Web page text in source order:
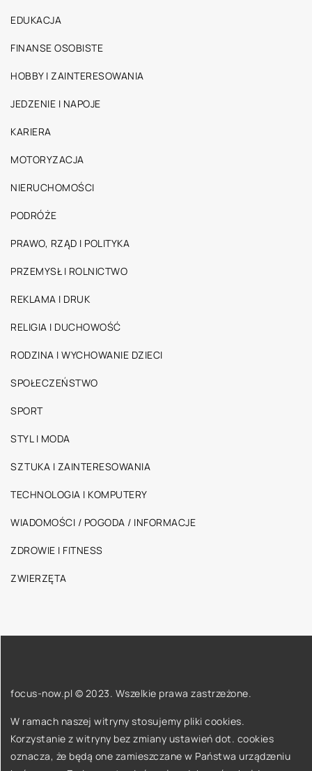
EDUKACJA
FINANSE OSOBISTE
HOBBY I ZAINTERESOWANIA
JEDZENIE I NAPOJE
KARIERA
MOTORYZACJA
NIERUCHOMOŚCI
PODRÓŻE
PRAWO, RZĄD I POLITYKA
PRZEMYSŁ I ROLNICTWO
REKLAMA I DRUK
RELIGIA I DUCHOWOŚĆ
RODZINA I WYCHOWANIE DZIECI
SPOŁECZEŃSTWO
SPORT
STYL I MODA
SZTUKA I ZAINTERESOWANIA
TECHNOLOGIA I KOMPUTERY
WIADOMOŚCI / POGODA / INFORMACJE
ZDROWIE I FITNESS
ZWIERZĘTA
focus-now.pl © 2023. Wszelkie prawa zastrzeżone.
W ramach naszej witryny stosujemy pliki cookies.
Korzystanie z witryny bez zmiany ustawień dot. cookies
oznacza, że będą one zamieszczane w Państwa urządzeniu